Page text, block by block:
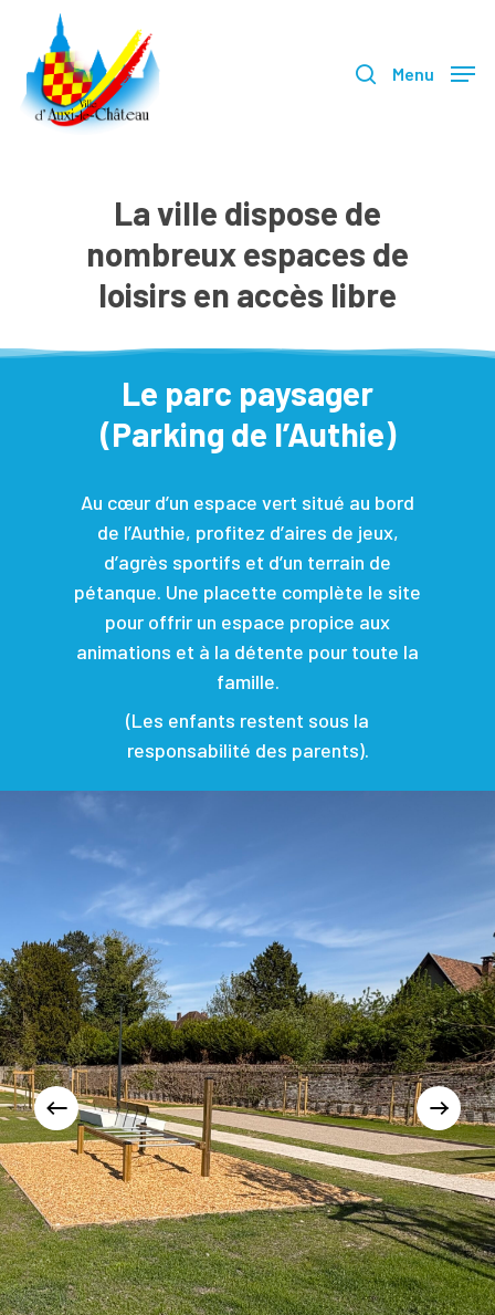
main
Menu
La ville dispose de
nombreux espaces de
loisirs en accès libre
Le parc paysager
(Parking de l’Authie)
Au cœur d’un espace vert situé au bord
de l’Authie, profitez d’aires de jeux,
d’agrès sportifs et d’un terrain de
pétanque. Une placette complète le site
pour offrir un espace propice aux
animations et à la détente pour toute la
famille.
(Les enfants restent sous la
responsabilité des parents).